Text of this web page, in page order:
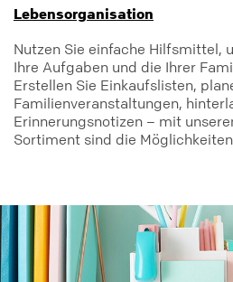
Lebensorganisation
Nutzen Sie einfache Hilfsmittel,
Ihre Aufgaben und die Ihrer
Erstellen Sie Einkaufslisten,
Familienveranstaltungen,
Erinnerungsnotizen – mit
Sortiment sind die